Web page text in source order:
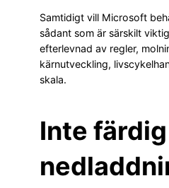
Samtidigt vill Microsoft
sådant som är särskilt
efterlevnad av regler,
kärnutveckling,
skala.
Inte